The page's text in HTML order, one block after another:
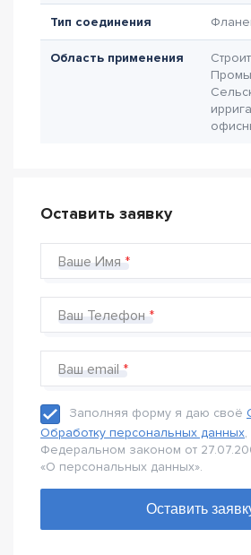
Тип соединения
Область применения
Оставить заявку
Ваше Имя
Ваш Телефон
Ваш email
Заполняя форму я даю своё
Обработку персональных данных
Федеральном законом от
«О персональных данных».